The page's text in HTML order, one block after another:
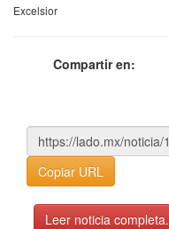
Excelsior
Compartir en:
Copiar URL
Leer noticia completa.